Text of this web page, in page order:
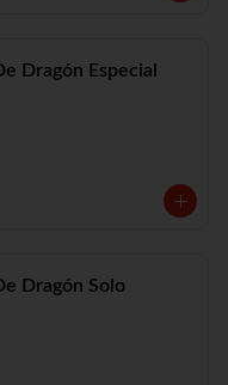
Dragón Especial
Dragón Solo